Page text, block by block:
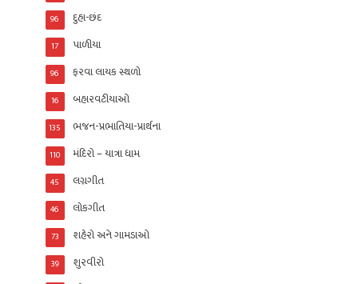
દુહા-છંદ
96
પાળીયા
17
ફરવા લાયક સ્થળો
96
બહારવટીયાઓ
16
ભજન-પ્રભાતિયા-પ્રાર્થના
135
મંદિરો – યાત્રા ધામ
110
લગ્નગીત
45
લોકગીત
46
શહેરો અને ગામડાઓ
73
શુરવીરો
39